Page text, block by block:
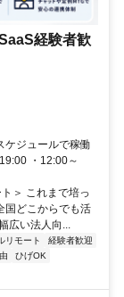
経験者歓
ケジュールで稼働
・12:00～
＞ これまで培っ
国どこからでも活
広い法人向...
リモート
経験者歓迎
ひげOK